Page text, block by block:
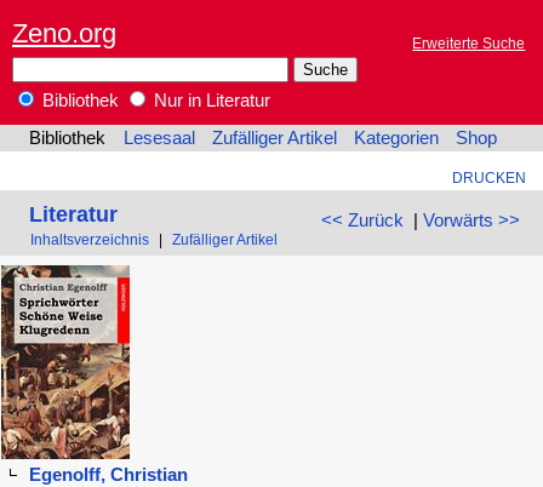
Zeno.org Erweiterte Suche
Bibliothek
Nur in Literatur
Bibliothek
Lesesaal Zufälliger Artikel Kategorien Shop
DRUCKEN
<< Zurück | Vorwärts >>
Literatur
Inhaltsverzeichnis Zufälliger Artikel
Egenolff, Christian